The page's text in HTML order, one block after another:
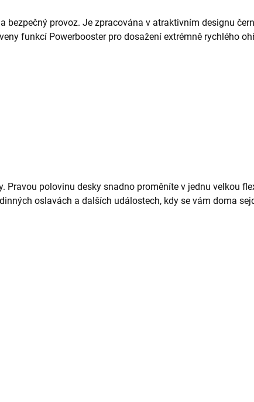
bezpečný provoz. Je zpracována v atraktivním designu
funkcí Powerbooster pro dosažení extrémně rychlého
polovinu desky snadno proměníte v jednu velkou
oslavách a dalších událostech, kdy se vám doma